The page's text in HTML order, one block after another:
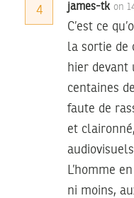
4 james-tk on
C’est ce
la sortie de
hier devant
centaines
faute de
et
L’homme
ni moins,